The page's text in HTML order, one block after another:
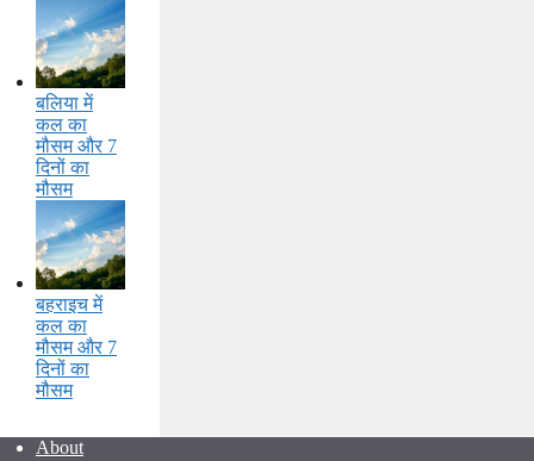
बलिया में
कल का
मौसम और 7
दिनों का
मौसम
बहराइच में
कल का
मौसम और 7
दिनों का
मौसम
About